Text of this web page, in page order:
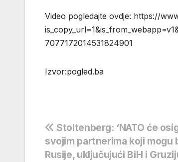
Video pogledajte ovdje: https://
7077172014531824901
Izvor:pogled.ba
Navigacija
objava
Stoltenberg: ‘NATO će
svojim partnerima koji mogu
Rusije, uključujući BiH i